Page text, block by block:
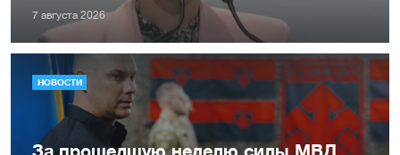
7 августа 2026
НОВОСТИ
За прошедшую неделю силы МВД